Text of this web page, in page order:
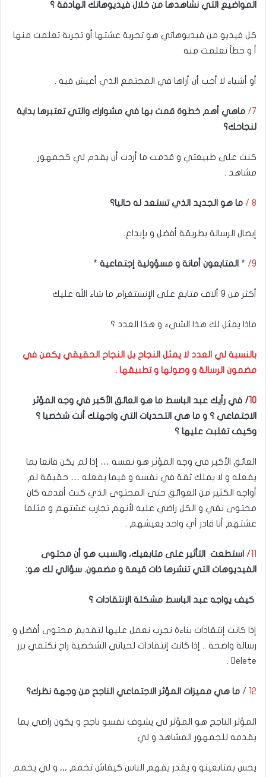
المواضيع التي نشاهدها من خلال فيديوهاتك الهادفة ؟
كل فيديو من فيديوهاتي هو تجربة عشتها أو تجربة تعلمت منها
أ و خطأ تعلمت منه
أو أشياء لا أحب أن أراها في المجتمع الذي أعيش فيه .
7/
ماهي أهم خطوة قمت بها في مشوارك والتي تعتبرها بداية
لنجاحك؟
كنت على طبيعتي و قدمت ما أردت أن يقدم لي كجمهور
مشاهد .
8 / ما هو الجديد الذي تستعد له حاليا؟
إيصال الرسالة بطريقة أفضل و بإبداع.
9/
* المتابعون أمانة و مسؤولية إجتماعية *
أكثر من 9 ألاف متابع على الإنستغرام ما شاء الله عليك
ماذا يمثل لك هذا الشيء و هذا العدد ؟
بالنسبة لي العدد لا يمثل النجاح بل النجاح الحقيقي يكمن في
مضمون الرسالة و وصولها و تطبيقها .
10/ في رأيك عبد الباسط ما هو العائق الأكبر في وجه المؤثر
الاجتماعي ؟ و ما هي التحديات التي واجهتك أنت شخصيا ؟
وكيف تغلبت عليها ؟
العائق الأكبر في وجه المؤثر هو نفسه … إذا لم يكن قانعا بما
يفعله و لا يملك ثقة في نفسه و فيما يفعله … حقيقة لم
أواجه الكثير من العوائق حتى المحتوى الذي كنت أقدمه كان
محتوى نقي و الكل راضي عليه لأنهم تجارب عشتهم و مثلما
عشتهم أنا قادر أي واحد يعيشهم .
11
/ استطعت التأثير على متابعيك، والسبب هو أن محتوى
الفيديوهات التي تنشرها ذات قيمة و مضمون. سؤالي لك هو:
كيف يواجه عبد الباسط مشكلة الإنتقادات ؟
إذا كانت إنتقادات بناءة نجرب نعمل عليها لتقديم محتوى أفضل و
رسالة واضحة .. إذا كانت إنتقادات لحياتي الشخصية راح نكتفي بزر
Delete .
12
/ ما هي مميزات المؤثر الاجتماعي الناجح من وجهة نظرك؟
المؤثر الناجح هو المؤثر لي يشوف نفسو ناجح و يكون راضي بما
يقدمه للجمهور المشاهد و لي
يحس بمتابعينو و يقدر يفهم الناس كيفاش تخمم ,,, و لي يخمم